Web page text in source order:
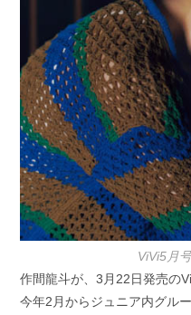
ViVi5月
作間龍斗が、3月22日発売の
今年2月からジュニア内グル